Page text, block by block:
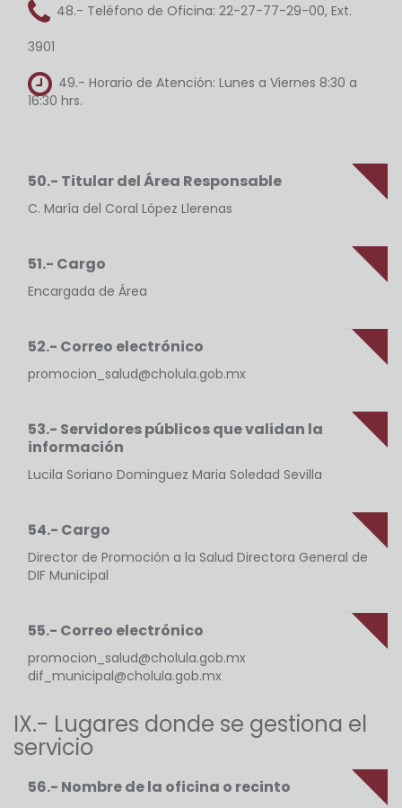
48.- Teléfono de Oficina: 22-27-77-29-00, Ext.
3901
49.- Horario de Atención: Lunes a Viernes 8:30 a
16:30 hrs.
50.- Titular del Área Responsable
C. María del Coral López Llerenas
51.- Cargo
Encargada de Área
52.- Correo electrónico
promocion_salud@cholula.gob.mx
53.- Servidores públicos que validan la
información
Lucila Soriano Dominguez Maria Soledad Sevilla
54.- Cargo
Director de Promoción a la Salud Directora General de
DIF Municipal
55.- Correo electrónico
promocion_salud@cholula.gob.mx
dif_municipal@cholula.gob.mx
IX.- Lugares donde se gestiona el
servicio
56.- Nombre de la oficina o recinto